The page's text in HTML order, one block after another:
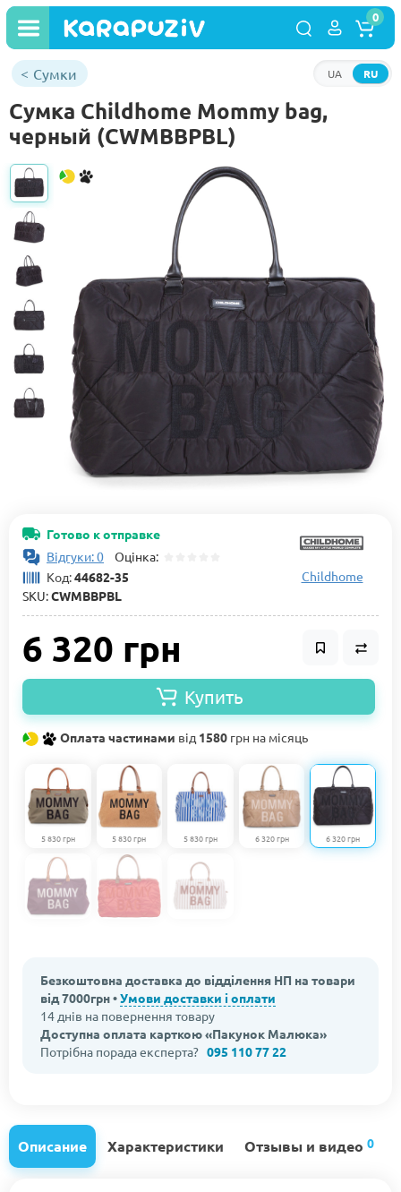
RU
UA
0
Сумки
Сумка Childhome Mommy bag,
черный (CWMBBPBL)
Готово к отправке
Відгуки: 0 Оцінка:
Код:44682-35
SKU:CWMBBPBL
Childhome
6 320 грн
Купить
Оплата частинами від 1580 грн на місяць
5 830 грн 5 830 грн 5 830 грн 6 320 грн 6 320 грн
Безкоштовна доставка до відділення НП на товари
від 7000грн •Умови доставки і оплати
14 днів на повернення товару
Доступна оплата карткою «Пакунок Малюка»
Потрібна порада експерта? 095 110 77 22
Описание Характеристики Отзывы и видео 0